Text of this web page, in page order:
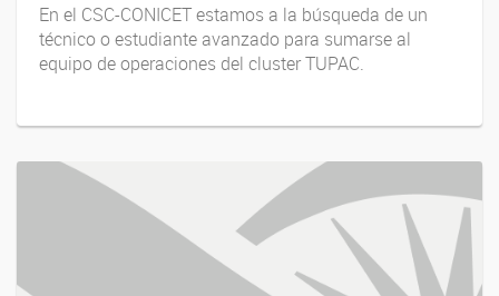
En el CSC-CONICET estamos a la búsqueda de un
técnico o estudiante avanzado para sumarse al
equipo de operaciones del cluster TUPAC.